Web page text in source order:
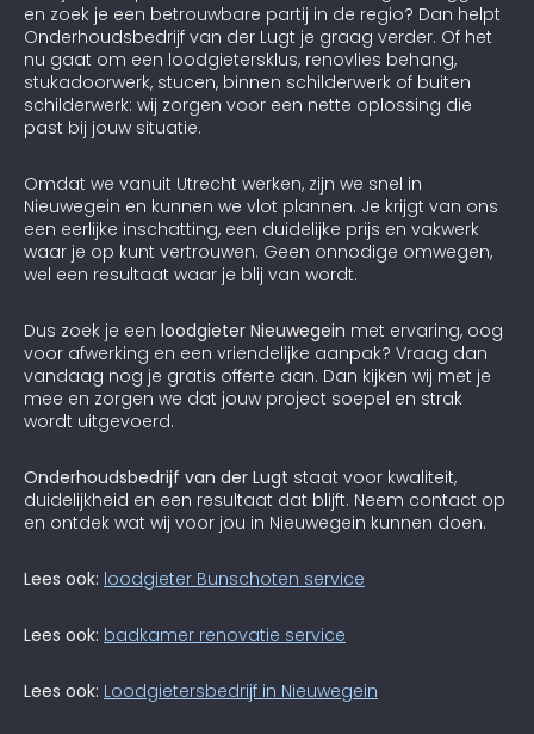
en zoek je een betrouwbare partij in de regio? Dan helpt
Onderhoudsbedrijf van der Lugt je graag verder. Of het
nu gaat om een loodgietersklus, renovlies behang,
stukadoorwerk, stucen, binnen schilderwerk of buiten
schilderwerk: wij zorgen voor een nette oplossing die
past bij jouw situatie.
Omdat we vanuit Utrecht werken, zijn we snel in
Nieuwegein en kunnen we vlot plannen. Je krijgt van ons
een eerlijke inschatting, een duidelijke prijs en vakwerk
waar je op kunt vertrouwen. Geen onnodige omwegen,
wel een resultaat waar je blij van wordt.
Dus zoek je een loodgieter Nieuwegein met ervaring, oog
voor afwerking en een vriendelijke aanpak? Vraag dan
vandaag nog je gratis offerte aan. Dan kijken wij met je
mee en zorgen we dat jouw project soepel en strak
wordt uitgevoerd.
Onderhoudsbedrijf van der Lugt staat voor kwaliteit,
duidelijkheid en een resultaat dat blijft. Neem contact op
en ontdek wat wij voor jou in Nieuwegein kunnen doen.
Lees ook: loodgieter Bunschoten service
Lees ook: badkamer renovatie service
Lees ook: Loodgietersbedrijf in Nieuwegein